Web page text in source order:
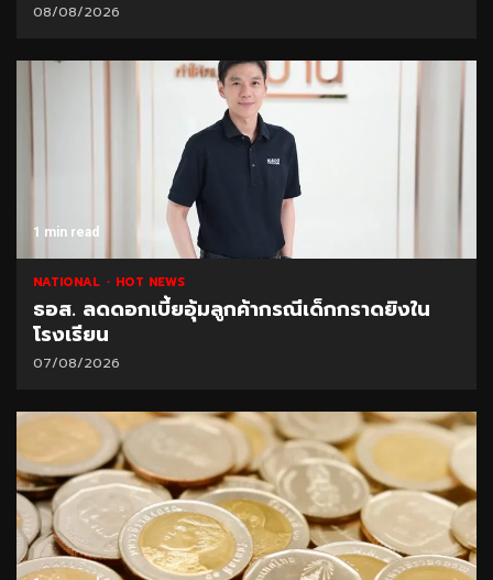
08/08/2026
1 min read
NATIONAL HOT NEWS
ธอส. ลดดอกเบี้ยอุ้มลูกค้ากรณีเด็กกราดยิงใน
โรงเรียน
07/08/2026